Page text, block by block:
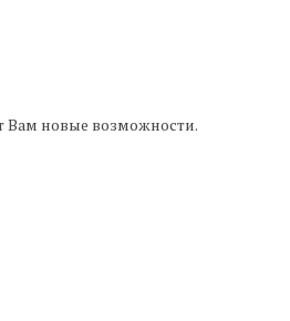
новые возможности.